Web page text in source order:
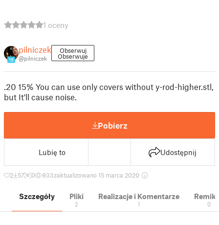
1 oceny
19
pilniczek
@pilniczek
Obserwuj
Obserwuje
.20 15% You can use only covers without y-rod-higher.stl,
but It'll cause noise.
Pobierz
Lubię to Udostępnij
2 57 0 933zaktualizowano 15 marca 2020
Szczegóły Pliki
2
Realizacje i Komentarze
1 0